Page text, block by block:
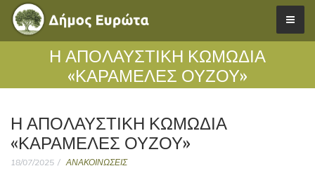
Η ΑΠΟΛΑΥΣΤΙΚΉ ΚΩΜΩΔΊΑ
«ΚΑΡΑΜΈΛΕΣ ΟΎΖΟΥ»
Η ΑΠΟΛΑΥΣΤΙΚΉ ΚΩΜΩΔΊΑ
«ΚΑΡΑΜΈΛΕΣ ΟΎΖΟΥ»
18/07/2025 ΑΝΑΚΟΙΝΩΣΕΙΣ